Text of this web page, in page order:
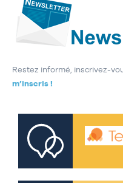
Restez informé, inscrivez-
m’inscris !